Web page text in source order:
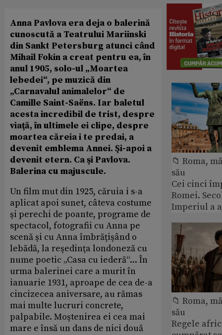
Anna Pavlova era deja o balerină
cunoscută a Teatrului Mariinski
din Sankt Petersburg atunci când
Mihail Fokin a creat pentru ea, în
anul 1905, solo-ul „Moartea
lebedei“, pe muzică din
„Carnavalul animalelor“ de
Camille Saint-Saëns. Iar baletul
acesta incredibil de trist, despre
viaţă, în ultimele ei clipe, despre
moartea căreia i te predai, a
devenit emblema Annei. Şi-apoi a
devenit etern. Ca şi Pavlova.
Balerina cu majuscule.
Un film mut din 1925, căruia i s-a
aplicat apoi sunet, câteva costume
şi perechi de poante, programe de
spectacol, fotografii cu Anna pe
scenă şi cu Anna îmbrăţişând o
lebădă, la reşedinţa londoneză cu
nume poetic „Casa cu iederă“... În
urma balerinei care a murit în
ianuarie 1931, aproape de cea de-a
cincizecea aniversare, au rămas
mai multe lucruri concrete,
palpabile. Moştenirea ei cea mai
mare e însă un dans de nici două
📁 Roma,
său
Cei cinci
Romei.
Imperiul a
📁 Roma,
său
Regele